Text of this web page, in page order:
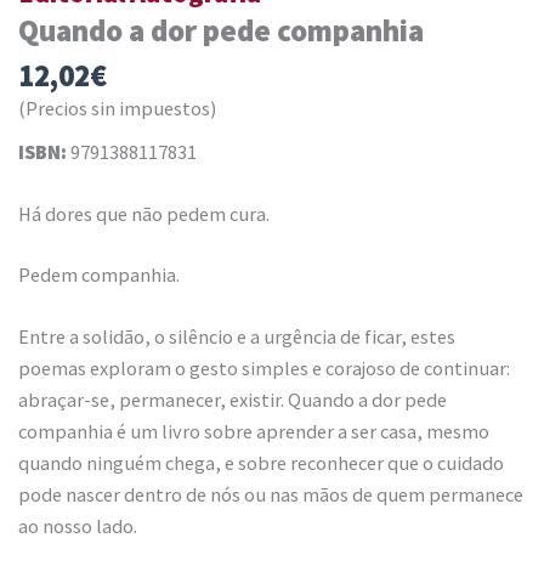
Quando a dor pede companhia
12,02€
(Precios sin impuestos)
ISBN: 9791388117831
Há dores que não pedem cura.
Pedem companhia.
Entre a solidão, o silêncio e a urgência de ficar, estes
poemas exploram o gesto simples e corajoso de continuar:
abraçar-se, permanecer, existir. Quando a dor pede
companhia é um livro sobre aprender a ser casa, mesmo
quando ninguém chega, e sobre reconhecer que o cuidado
pode nascer dentro de nós ou nas mãos de quem permanece
ao nosso lado.